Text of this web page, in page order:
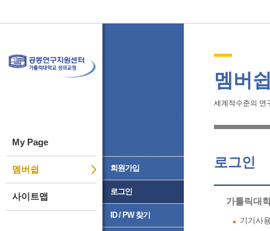
My Page
멤버쉽 회원가입
로그인
ID / PW 찾기
사이트맵
멤버
세계적수준의 연
로그인
가톨릭대
기기사